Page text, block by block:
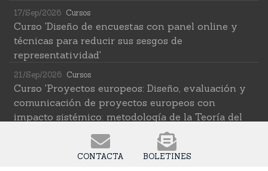
17/Sep/2026 Cursos
Curso 'Diseño de encuestas con panel online y
técnicas para reducir sus sesgos de
representatividad'
21/Sep/2026 Cursos
Curso 'Proyectos europeos: Diseño, evaluación y
comunicación de proyectos europeos con
impacto sistémico: metodología de la Teoría del
Cambio transformativa'
Cursos
CONTACTA BOLETINES